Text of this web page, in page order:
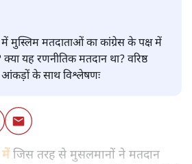
मुस्लिम मतदाताओं का कांग्रेस के पक्ष में
यह रणनीतिक मतदान था? वरिष्ठ
के साथ विश्लेषणः
मेंजिस तरह से मुसलमानों ने मतदान